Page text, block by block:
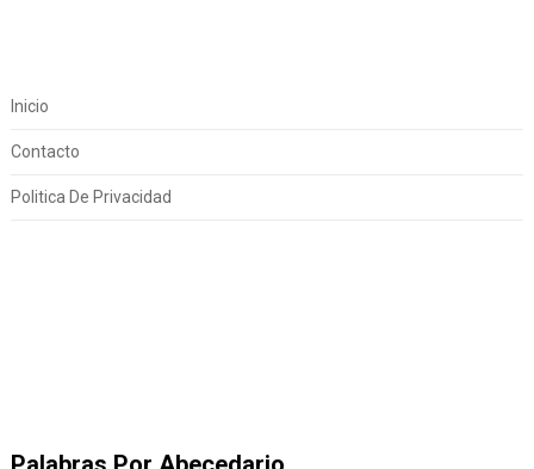
Inicio
Contacto
Politica De Privacidad